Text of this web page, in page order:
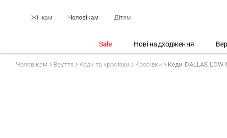
Жінкам Чоловікам Дітям
Sale Нові надходження
Чоловікам Взуття Кеди та кросівки Кросівки Кеди DALLAS LOW